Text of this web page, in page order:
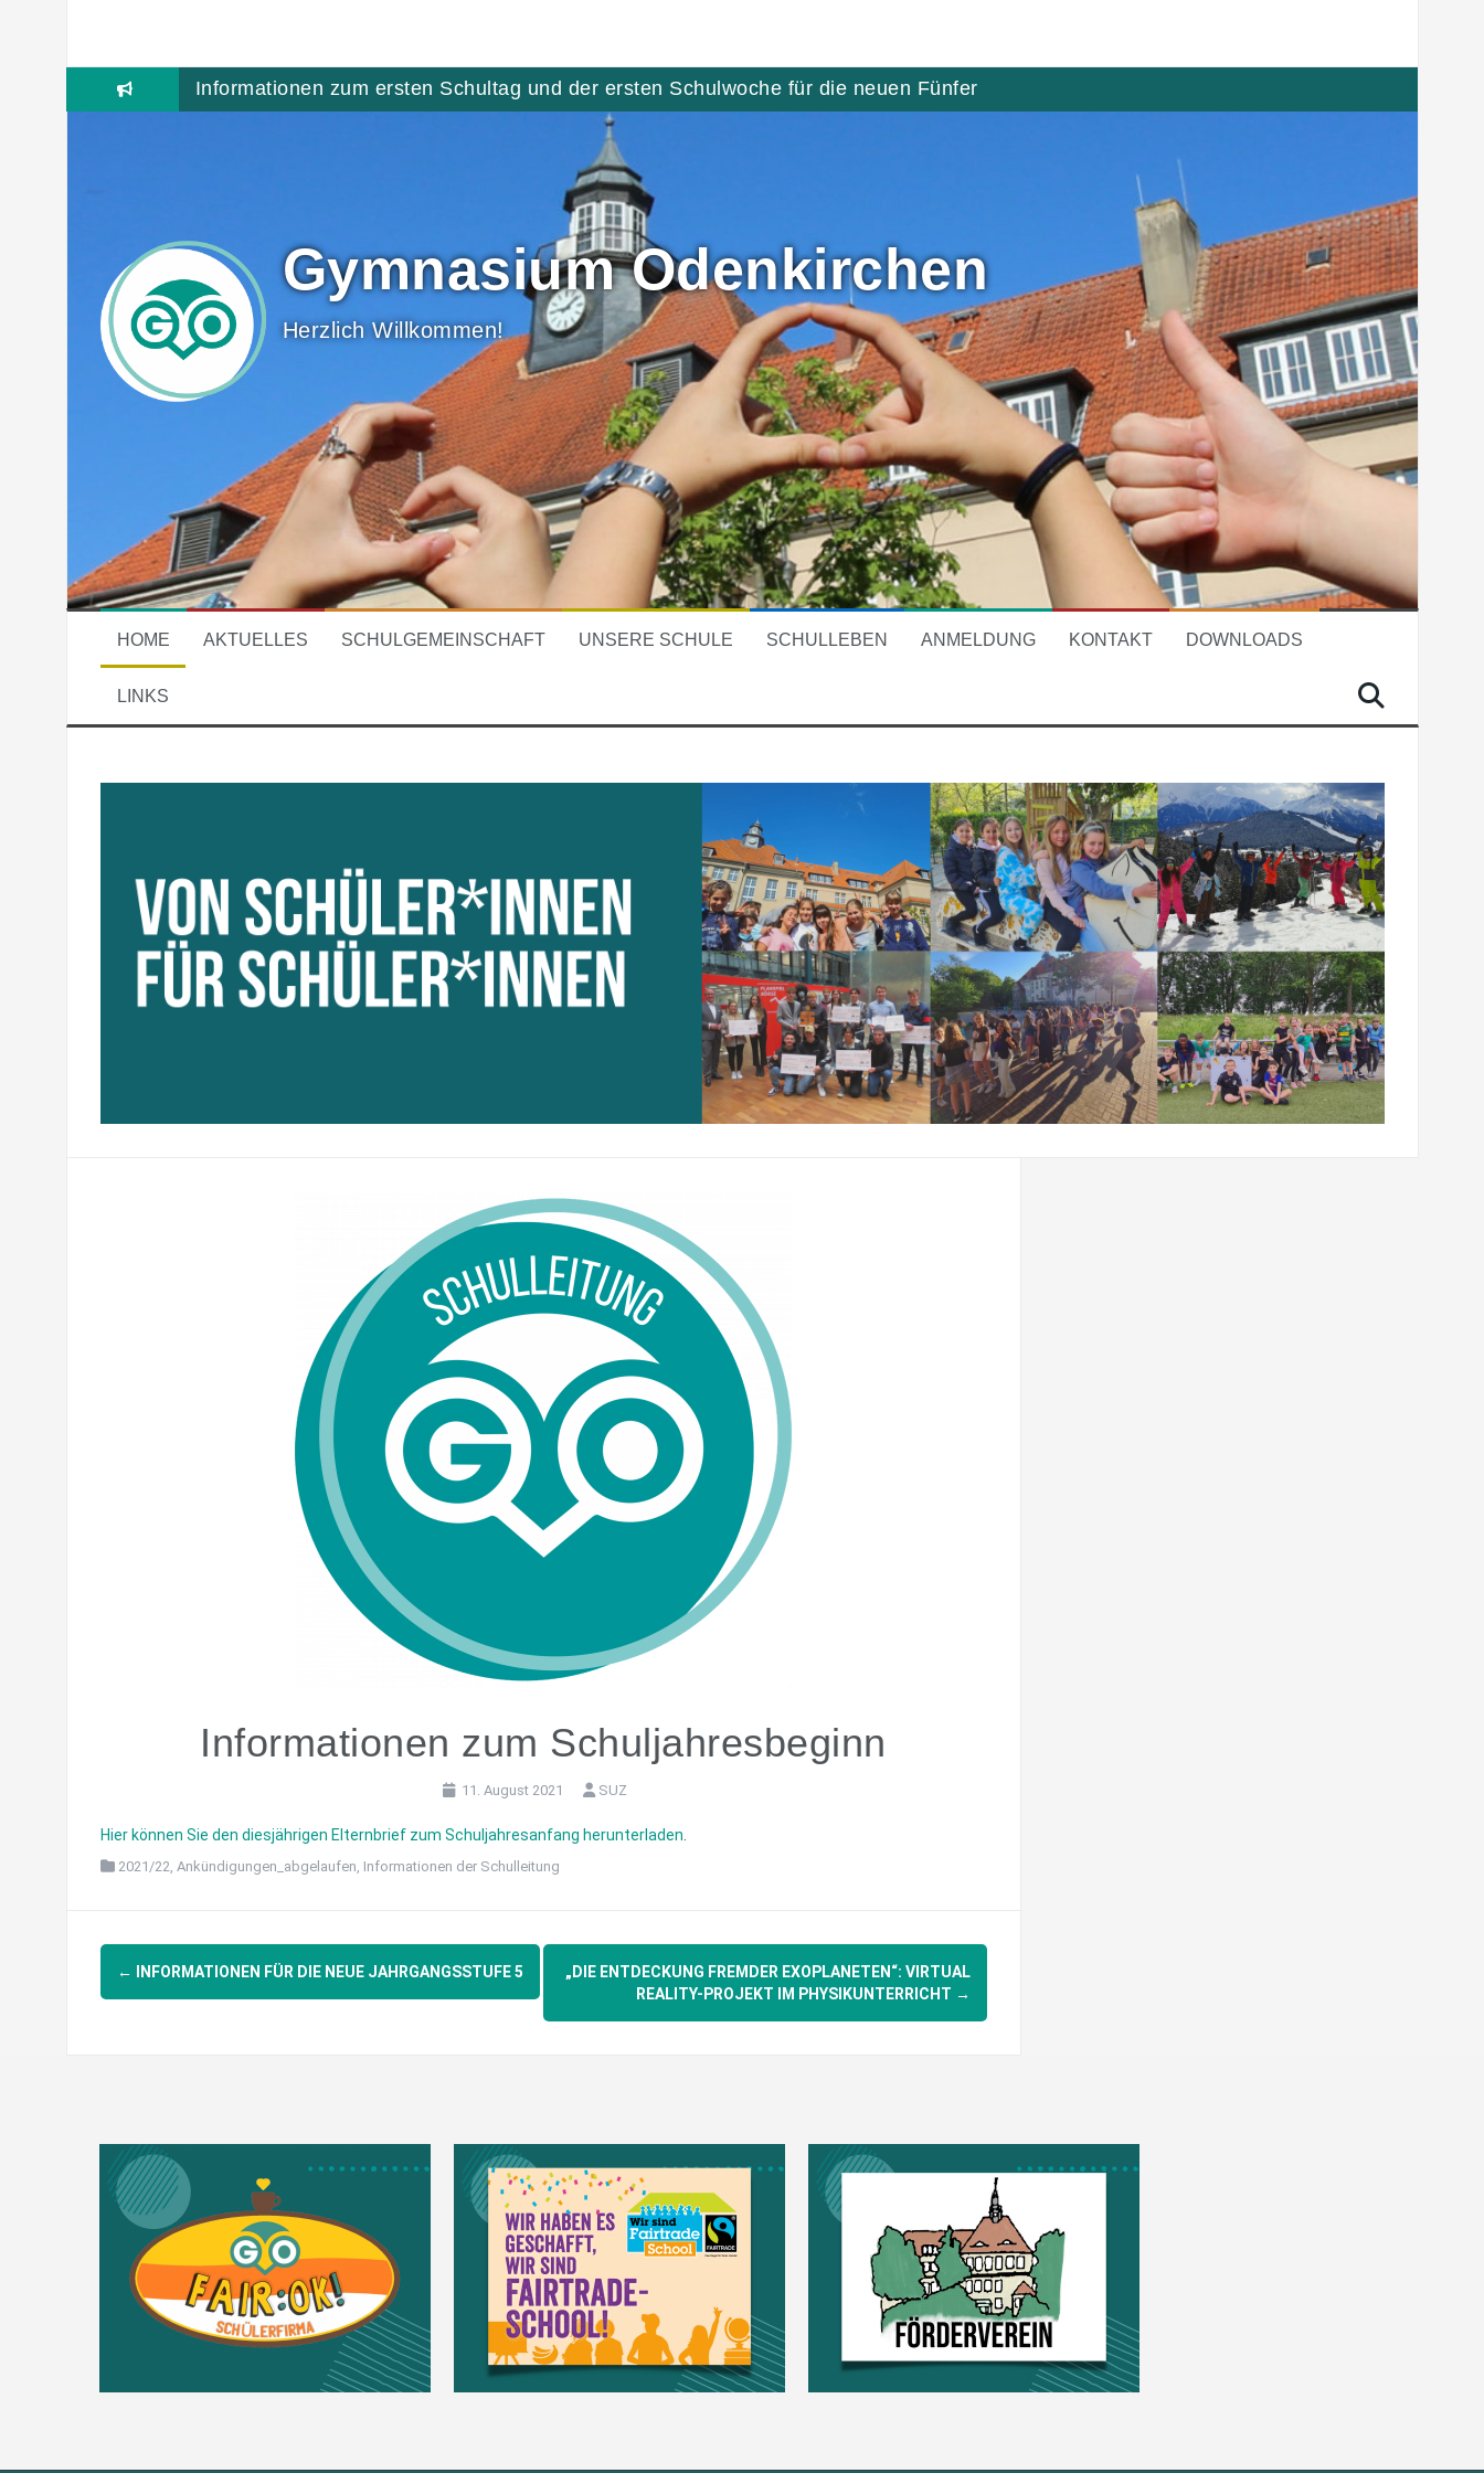
Informationen zum ersten Schultag und der ersten Schulwoche für die neuen Fünfer
Gymnasium Odenkirchen
Herzlich Willkommen!
HOME AKTUELLES SCHULGEMEINSCHAFT UNSERE SCHULE SCHULLEBEN ANMELDUNG KONTAKT DOWNLOADS
LINKS
Informationen zum Schuljahresbeginn
11. August 2021 SUZ
Hier können Sie den diesjährigen Elternbrief zum Schuljahresanfang herunterladen
2021/22 Ankündigungen_abgelaufen Informationen der Schulleitung
Post
navigation
← INFORMATIONEN FÜR DIE NEUE JAHRGANGSSTUFE 5
„DIE ENTDECKUNG FREMDER EXOPLANETEN“: VIRTUAL
REALITY-PROJEKT IM PHYSIKUNTERRICHT →